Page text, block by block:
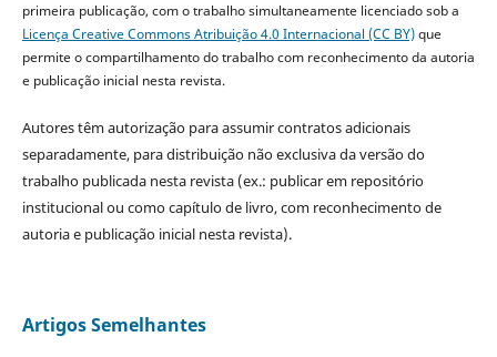
primeira publicação, com o trabalho simultaneamente licenciado sob a
Licença Creative Commons Atribuição 4.0 Internacional (CC BY)que
permite o compartilhamento do trabalho com reconhecimento da autoria
e publicação inicial nesta revista.
Autores têm autorização para assumir contratos adicionais
separadamente, para distribuição não exclusiva da versão do
trabalho publicada nesta revista (ex.: publicar em repositório
institucional ou como capítulo de livro, com reconhecimento de
autoria e publicação inicial nesta revista).
Artigos Semelhantes